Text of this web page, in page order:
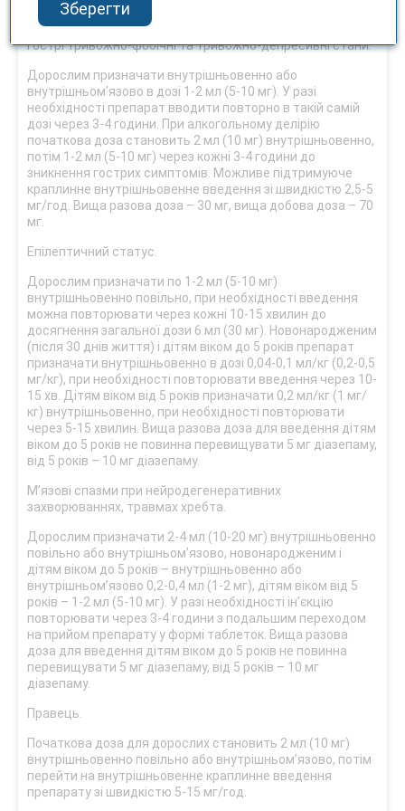
віку та перебігу захворювання.
Гострі тривожно-фобічні та тривожно-депресивні стани.
Дорослим призначати внутрішньовенно або
внутрішньом’язово в дозі 1-2 мл (5-10 мг). У разі
необхідності препарат вводити повторно в такій самій
дозі через 3-4 години. При алкогольному делірію
початкова доза становить 2 мл (10 мг) внутрішньовенно,
потім 1-2 мл (5-10 мг) через кожні 3-4 години до
зникнення гострих симптомів. Можливе підтримуюче
краплинне внутрішньовенне введення зі швидкістю 2,5-5
мг/год. Вища разова доза – 30 мг, вища добова доза – 70
мг.
Епілептичний статус.
Дорослим призначати по 1-2 мл (5-10 мг)
внутрішньовенно повільно, при необхідності введення
можна повторювати через кожні 10-15 хвилин до
досягнення загальної дози 6 мл (30 мг). Новонародженим
(після 30 днів життя) і дітям віком до 5 років препарат
призначати внутрішньовенно в дозі 0,04-0,1 мл/кг (0,2-0,5
мг/кг), при необхідності повторювати введення через 10-
15 хв. Дітям віком від 5 років призначати 0,2 мл/кг (1 мг/
кг) внутрішньовенно, при необхідності повторювати
через 5-15 хвилин. Вища разова доза для введення дітям
віком до 5 років не повинна перевищувати 5 мг діазепаму,
від 5 років – 10 мг діазепаму.
М’язові спазми при нейродегенеративних
захворюваннях, травмах хребта.
Дорослим призначати 2-4 мл (10-20 мг) внутрішньовенно
повільно або внутрішньом’язово, новонародженим і
дітям віком до 5 років – внутрішньовенно або
внутрішньом’язово 0,2-0,4 мл (1-2 мг), дітям віком від 5
років – 1-2 мл (5-10 мг). У разі необхідності ін’єкцію
повторювати через 3-4 години з подальшим переходом
на прийом препарату у формі таблеток. Вища разова
доза для введення дітям віком до 5 років не повинна
перевищувати 5 мг діазепаму, від 5 років – 10 мг
діазепаму.
Правець.
Початкова доза для дорослих становить 2 мл (10 мг)
внутрішньовенно повільно або внутрішньом’язово, потім
перейти на внутрішньовенне краплинне введення
препарату зі швидкістю 5-15 мг/год.
Зберегти